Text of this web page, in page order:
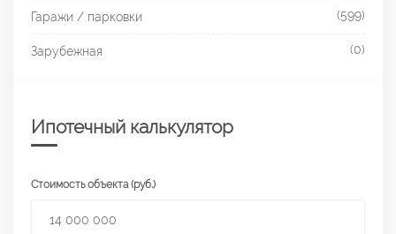
Гаражи / парковки (599)
Зарубежная (0)
Ипотечный калькулятор
Стоимость объекта (руб.)